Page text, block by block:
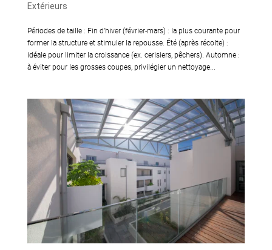
Extérieurs
Périodes de taille : Fin d’hiver (février-mars) : la plus courante pour
former la structure et stimuler la repousse. Été (après récolte) :
idéale pour limiter la croissance (ex. cerisiers, pêchers). Automne :
à éviter pour les grosses coupes, privilégier un nettoyage...